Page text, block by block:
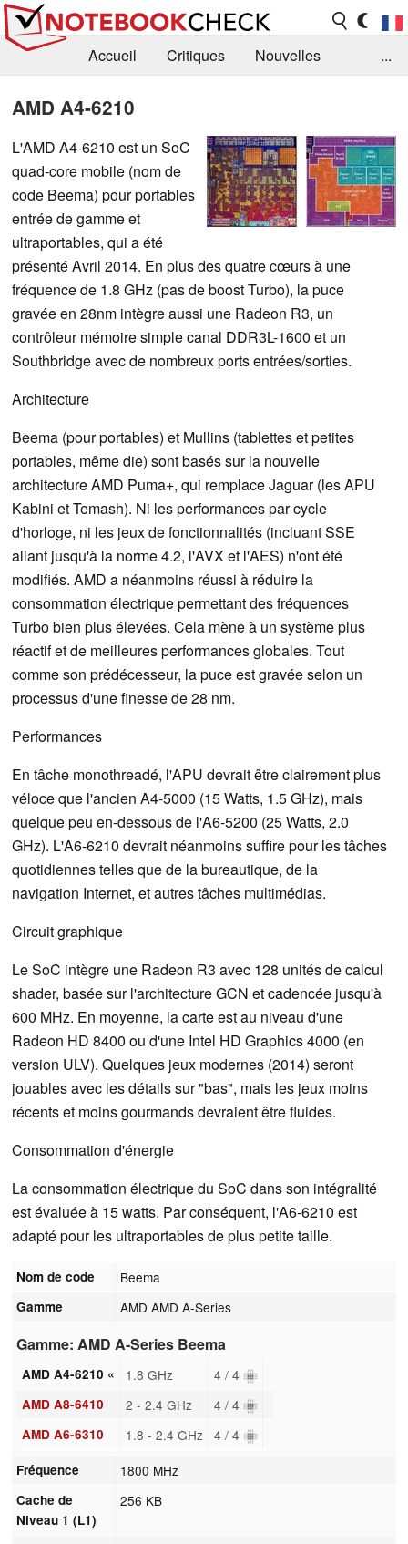
Accueil Critiques
Nouvelles
...
AMD A4-6210
L'AMD A4-6210 est un SoC
quad-core mobile (nom de
code Beema) pour portables
entrée de gamme et
ultraportables, qui a été
présenté Avril 2014. En plus des quatre cœurs à une
fréquence de 1.8 GHz (pas de boost Turbo), la puce
gravée en 28nm intègre aussi une Radeon R3, un
contrôleur mémoire simple canal DDR3L-1600 et un
Southbridge avec de nombreux ports entrées/sorties.
Architecture
Beema (pour portables) et Mullins (tablettes et petites
portables, même die) sont basés sur la nouvelle
architecture AMD Puma+, qui remplace Jaguar (les APU
Kabini et Temash). Ni les performances par cycle
d'horloge, ni les jeux de fonctionnalités (incluant SSE
allant jusqu'à la norme 4.2, l'AVX et l'AES) n'ont été
modifiés. AMD a néanmoins réussi à réduire la
consommation électrique permettant des fréquences
Turbo bien plus élevées. Cela mène à un système plus
réactif et de meilleures performances globales. Tout
comme son prédécesseur, la puce est gravée selon un
processus d'une finesse de 28 nm.
Performances
En tâche monothreadé, l'APU devrait être clairement plus
véloce que l'ancien A4-5000 (15 Watts, 1.5 GHz), mais
quelque peu en-dessous de l'A6-5200 (25 Watts, 2.0
GHz). L'A6-6210 devrait néanmoins suffire pour les tâches
quotidiennes telles que de la bureautique, de la
navigation Internet, et autres tâches multimédias.
Circuit graphique
Le SoC intègre une Radeon R3 avec 128 unités de calcul
shader, basée sur l'architecture GCN et cadencée jusqu'à
600 MHz. En moyenne, la carte est au niveau d'une
Radeon HD 8400 ou d'une Intel HD Graphics 4000 (en
version ULV). Quelques jeux modernes (2014) seront
jouables avec les détails sur "bas", mais les jeux moins
récents et moins gourmands devraient être fluides.
Consommation d'énergie
La consommation électrique du SoC dans son intégralité
est évaluée à 15 watts. Par conséquent, l'A6-6210 est
adapté pour les ultraportables de plus petite taille.
Nom de code Beema
Gamme AMD AMD A-Series
Gamme: AMD A-Series Beema
AMD A4-6210 « 1.8 GHz 4 / 4
AMD A8-6410 2 - 2.4 GHz 4 / 4
AMD A6-6310 1.8 - 2.4 GHz 4 / 4
Fréquence 1800 MHz
Cache de
Niveau 1 (L1)
256 KB